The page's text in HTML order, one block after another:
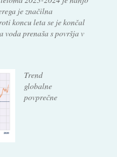
je značilna
koncu leta se je končal
voda prenaša s površja v
Trend
globalne
povprečne